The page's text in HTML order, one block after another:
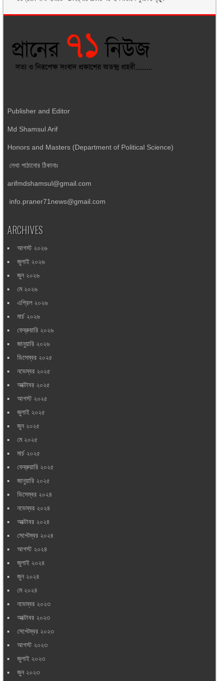
Publisher and Editor
Md Shamsul Arif
Honors and Masters (Department of Political Science)
লেখা পাঠানোর ঠিকানাঃ
arifmdshamsul@gmail.com
info.praner71news@gmail.com
ARCHIVES
আগস্ট ২০২৬
জুলাই ২০২৬
জুন ২০২৬
মে ২০২৬
এপ্রিল ২০২৬
মার্চ ২০২৬
ফেব্রুয়ারি ২০২৬
জানুয়ারি ২০২৬
ডিসেম্বর ২০২৫
নভেম্বর ২০২৫
অক্টোবর ২০২৫
আগস্ট ২০২৫
জুলাই ২০২৫
জুন ২০২৫
মে ২০২৫
মার্চ ২০২৫
ফেব্রুয়ারি ২০২৫
জানুয়ারি ২০২৫
ডিসেম্বর ২০২৪
নভেম্বর ২০২৪
অক্টোবর ২০২৪
সেপ্টেম্বর ২০২৪
আগস্ট ২০২৪
জুলাই ২০২৪
জুন ২০২৪
মে ২০২৪
নভেম্বর ২০২৩
অক্টোবর ২০২৩
সেপ্টেম্বর ২০২৩
আগস্ট ২০২৩
জুলাই ২০২৩
জুন ২০২৩